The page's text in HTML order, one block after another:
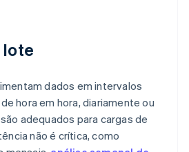
lote
dados em intervalos
hora em hora, diariamente ou
adequados para cargas de
não é crítica, como